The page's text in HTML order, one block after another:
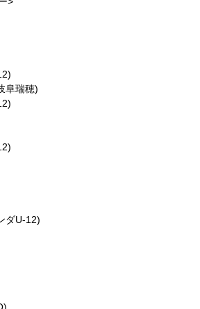
阜瑞穂)
ダU-12)